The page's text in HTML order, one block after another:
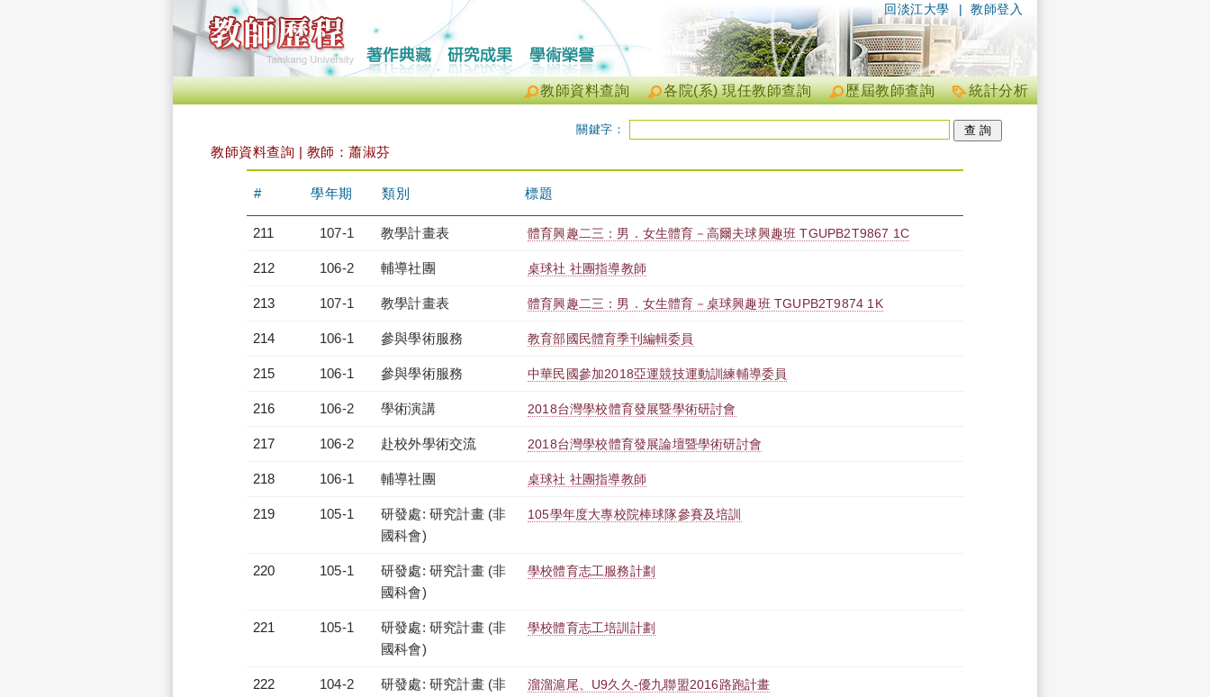
| 教師登入
回淡江大學
統計分析
歷屆教師查詢
各院(系) 現任教師查詢
教師資料查詢
關鍵字：
教師資料查詢 | 教師：蕭淑芬
# 學年期 類別 標題
211 107-1 教學計畫表 體育興趣二三：男．女生體育－高爾夫球興趣班 TGUPB2T9867 1C
212 106-2 輔導社團 桌球社 社團指導教師
213 107-1 教學計畫表 體育興趣二三：男．女生體育－桌球興趣班 TGUPB2T9874 1K
214 106-1 參與學術服務 教育部國民體育季刊編輯委員
215 106-1 參與學術服務 中華民國參加2018亞運競技運動訓練輔導委員
216 106-2 學術演講 2018台灣學校體育發展暨學術研討會
217 106-2 赴校外學術交流 2018台灣學校體育發展論壇暨學術研討會
218 106-1 輔導社團 桌球社 社團指導教師
219 105-1
研發處: 研究計畫 (非
國科會)
105學年度大專校院棒球隊參賽及培訓
220 105-1
研發處: 研究計畫 (非
國科會)
學校體育志工服務計劃
221 105-1
研發處: 研究計畫 (非
國科會)
學校體育志工培訓計劃
222 104-2
研發處: 研究計畫 (非
溜溜滬尾、U9久久-優九聯盟2016路跑計畫